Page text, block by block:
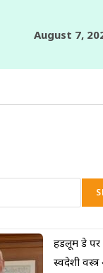
August 7,
हैंडलूम डे
स्वदेशी